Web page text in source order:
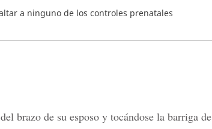
a ninguno de los controles prenatales
brazo de su esposo y tocándose la barriga de